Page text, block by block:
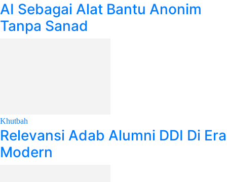
AI Sebagai Alat Bantu Anonim
Tanpa Sanad
Khutbah
Relevansi Adab Alumni DDI Di Era
Modern